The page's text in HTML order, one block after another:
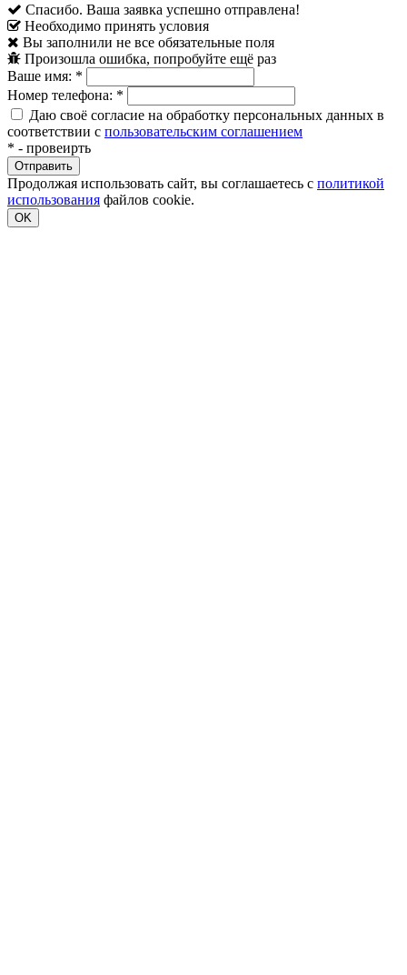
Спасибо. Ваша заявка успешно отправлена!
Необходимо принять условия
Вы заполнили не все обязательные поля
Произошла ошибка, попробуйте ещё раз
Ваше имя: *
Номер телефона: *
Даю своё согласие на обработку персональных данных в
соответствии с пользовательским соглашением
* - провеирть
Продолжая использовать сайт, вы соглашаетесь с политикой
использования файлов cookie.
OK